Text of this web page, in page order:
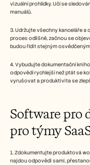
vizuální prohlídky. Učí se
manuálů.
3. Udržujte všechny kanceláře a
proces odlišně, začnou se
budou řídit stejným
4. Vybudujte dokumentační
odpovědí rychlejší než ptát se
vyrušovat a produktivita se
Software pro
pro týmy
1. Zdokumentujte produktová
najdou odpovědi sami,